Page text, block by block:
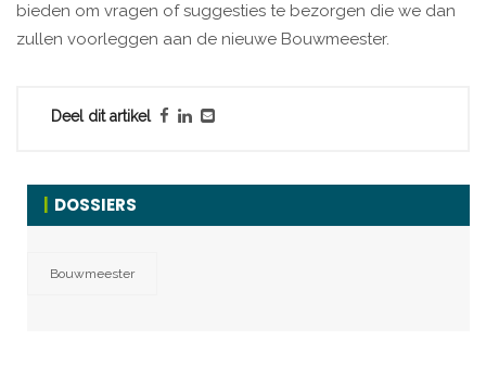
bieden om vragen of suggesties te bezorgen die we dan
zullen voorleggen aan de nieuwe Bouwmeester.
Deel dit artikel
DOSSIERS
Bouwmeester